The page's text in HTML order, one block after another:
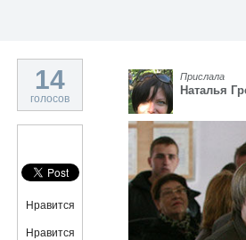
14
голосов
Нравится
Нравится
Прислала
Наталья